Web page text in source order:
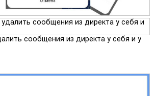
сообщения из директа у себя и у